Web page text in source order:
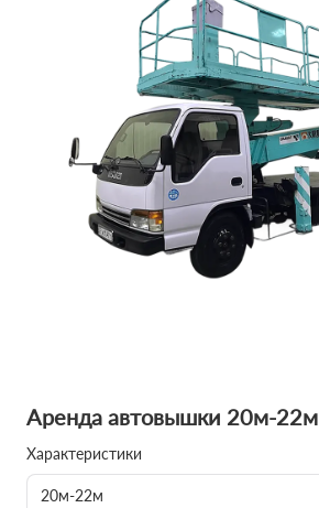
Аренда автовышки 20м-22м
Характеристики
20м-22м